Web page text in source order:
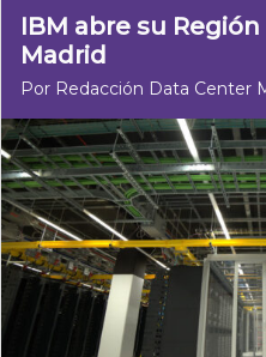
IBM abre su
Madrid
Por Redacción Data Center